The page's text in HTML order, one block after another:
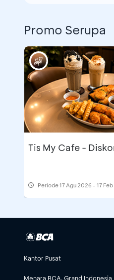
Promo Serupa
Tis My Cafe -
Periode17 Agu 2026 - 17
Kantor Pusat
Menara BCA, Grand Indonesia